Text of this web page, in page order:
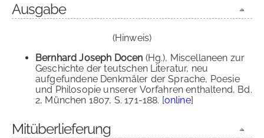
Ausgabe
(Hinweis)
Bernhard Joseph Docen (Hg.), Miscellaneen zur
Geschichte der teutschen Literatur, neu
aufgefundene Denkmäler der Sprache, Poesie
und Philosopie unserer Vorfahren enthaltend, Bd.
2, München 1807, S. 171-188. [online]
Mitüberlieferung